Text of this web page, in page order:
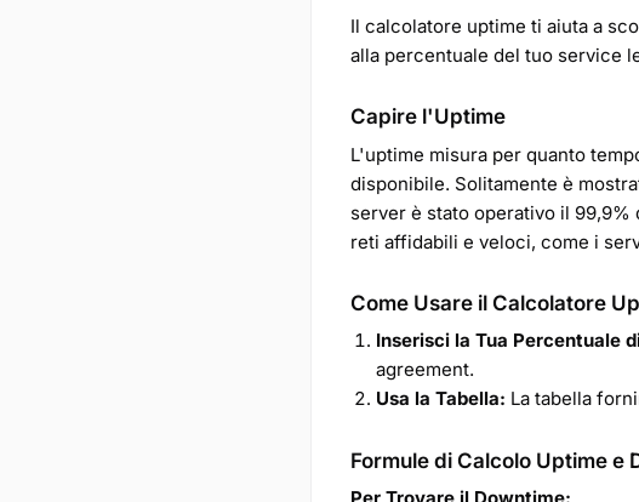
Il calcolatore uptime ti aiuta a
alla percentuale del tuo service
Capire l'Uptime
L'uptime misura per quanto
disponibile. Solitamente è
server è stato operativo il
reti affidabili e veloci, come i
Come Usare il Calcolatore
Inserisci la Tua Percentuale
agreement.
Usa la Tabella: La tabella
Formule di Calcolo Uptime e